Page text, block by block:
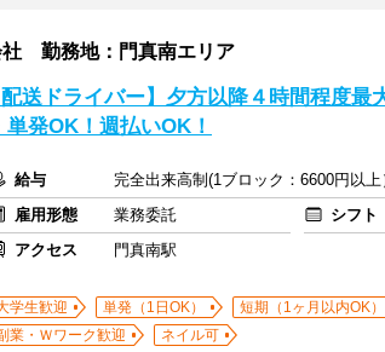
社 勤務地：門真南エリア
配送ドライバー】夕方以降４時間程度最
発OK！週払いOK！
給与
完全出来高制(1ブロック：6600円以上
雇用形態
業務委託 シフト
アクセス
門真南駅
学生歓迎 単発（1日OK）
短期（1ヶ月以内OK）
業・Ｗワーク歓迎
ネイル可